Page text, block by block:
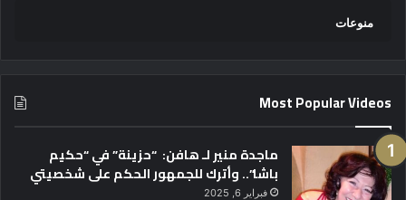
منوعات
Most Popular Videos
ماجدة منير لـ هافن: “حزينة” في “حكيم
باشا”.. وأترك للجمهور الحكم على شخصيتي
فبراير 6, 2025